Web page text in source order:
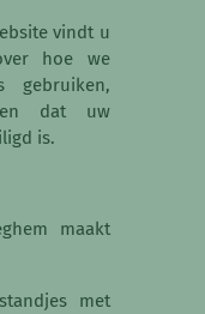
vindt u
hoe we
gebruiken,
dat uw
is.
maakt
met